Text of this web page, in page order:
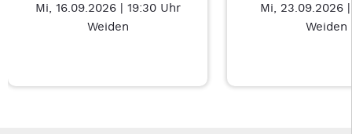
Mi, 16.09.2026 | 19:30 Uhr
Weiden
Mi, 23.09.2026
Weiden